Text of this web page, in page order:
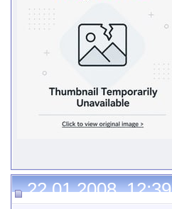
22.01.2008, 12:39